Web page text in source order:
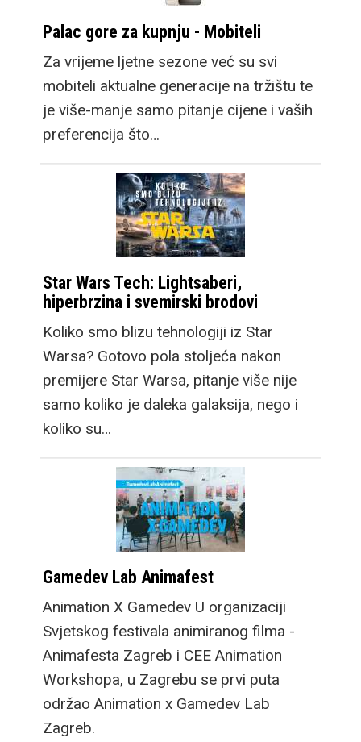
Ovdje je sada i treći
novi format gledanja.
Taktički je dizajniran da
vanjski zaslon ima
omjere stranica 16:10,
nalik modernim
laptopima kao i office
monitorima. U ruci je
nešto širi i od
standardnih mobitela, a
nesvakidašnji dizajn
prednost vidi se kada
otklopite novi Galaxy
Fold8 jer dobivate
dobro poznat 4: 3
omjer stranica, idealan
lako prilagodljiv za
društvene mreže, a
također multimedija
može pokriti puno veći
postotak zaslona, tako
Palac gore za kupnju - Mobiteli
Za vrijeme ljetne sezone već su svi
mobiteli aktualne generacije na tržištu te
je više-manje samo pitanje cijene i vaših
preferencija što…
Star Wars Tech: Lightsaberi,
hiperbrzina i svemirski brodovi
Koliko smo blizu tehnologiji iz Star
Warsa? Gotovo pola stoljeća nakon
premijere Star Warsa, pitanje više nije
samo koliko je daleka galaksija, nego i
koliko su…
Gamedev Lab Animafest
Animation X Gamedev U organizaciji
Svjetskog festivala animiranog filma -
Animafesta Zagreb i CEE Animation
Workshopa, u Zagrebu se prvi puta
održao Animation x Gamedev Lab
Zagreb.